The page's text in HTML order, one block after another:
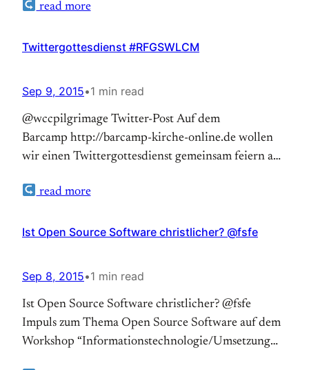
Sonntag darf bin ich wieder dran mit predigen.
den vorgeschlagenen Predigttext gewählt, mich der
read more
Twittergottesdienst #RFGSWLCM
Sep 9, 2015•1 min read
@wccpilgrimage Twitter-Post Auf dem
Barcamp http://barcamp-kirche-online.de wollen
wir einen Twittergottesdienst gemeinsam feiern am
streamen. Wer macht mit? Die Feinabstimmung
sind natürlich notwending, so testen wir morgen
read more
Ist Open Source Software christlicher? @fsfe
Sep 8, 2015•1 min read
Ist Open Source Software christlicher? @fsfe
Impuls zum Thema Open Source Software auf dem
Workshop “Informationstechnologie/Umsetzung